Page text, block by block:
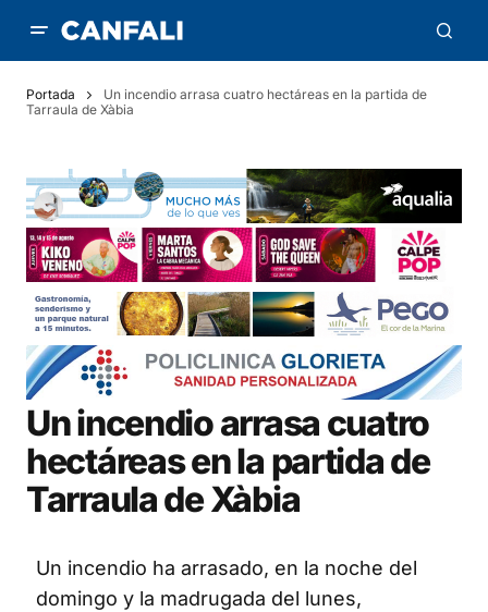
Portada
Un incendio arrasa cuatro hectáreas en la partida de
Tarraula de Xàbia
Un incendio arrasa cuatro
hectáreas en la partida de
Tarraula de Xàbia
Un incendio ha arrasado, en la noche del
domingo y la madrugada del lunes,